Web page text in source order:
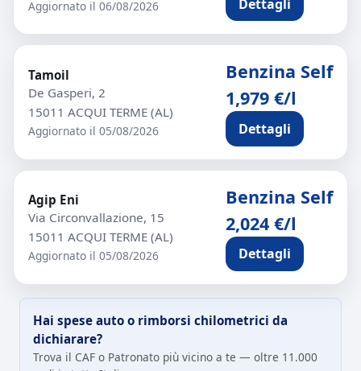
Aggiornato il 06/08/2026 Dettagli
Tamoil
De Gasperi, 2
15011 ACQUI TERME (AL)
Aggiornato il 05/08/2026
Benzina Self
1,979 €/l
Dettagli
Agip Eni
Via Circonvallazione, 15
15011 ACQUI TERME (AL)
Aggiornato il 05/08/2026
Benzina Self
2,024 €/l
Dettagli
Hai spese auto o rimborsi chilometrici da
dichiarare?
Trova il CAF o Patronato più vicino a te — oltre 11.000